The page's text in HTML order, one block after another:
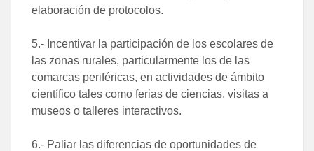
elaboración de protocolos.​
5.- Incentivar la participación de los escolares de
las zonas rurales, particularmente los de las
comarcas periféricas, en actividades de ámbito
científico tales como ferias de ciencias, visitas a
museos o talleres interactivos.​
6.- Paliar las diferencias de oportunidades de